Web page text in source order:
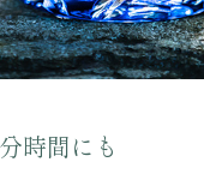
時間にも